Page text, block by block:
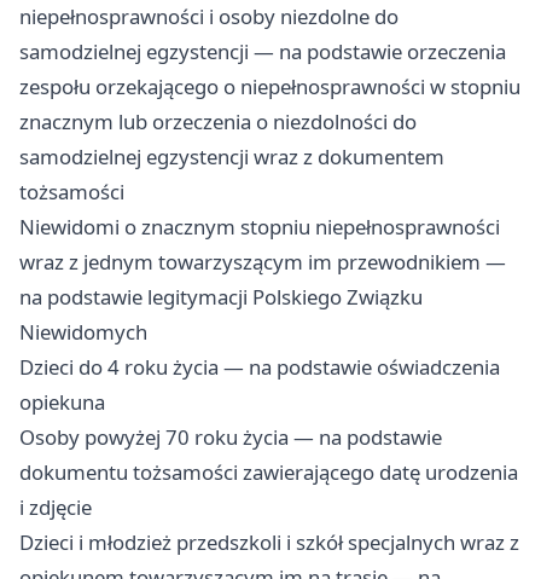
niepełnosprawności i osoby niezdolne do
samodzielnej egzystencji — na podstawie orzeczenia
zespołu orzekającego o niepełnosprawności w stopniu
znacznym lub orzeczenia o niezdolności do
samodzielnej egzystencji wraz z dokumentem
tożsamości
Niewidomi o znacznym stopniu niepełnosprawności
wraz z jednym towarzyszącym im przewodnikiem —
na podstawie legitymacji Polskiego Związku
Niewidomych
Dzieci do 4 roku życia — na podstawie oświadczenia
opiekuna
Osoby powyżej 70 roku życia — na podstawie
dokumentu tożsamości zawierającego datę urodzenia
i zdjęcie
Dzieci i młodzież przedszkoli i szkół specjalnych wraz z